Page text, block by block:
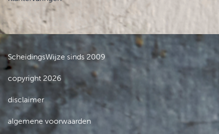
ScheidingsWijze sinds 2009
copyright 2026
disclaimer
algemene voorwaarden